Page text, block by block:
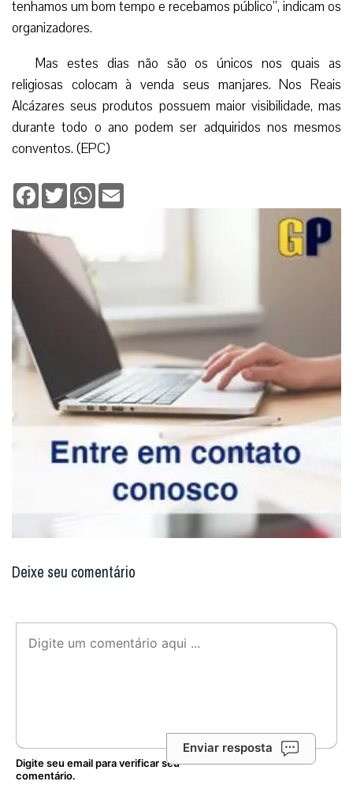
tenhamos um bom tempo e recebamos público”, indicam os
organizadores.
Mas estes dias não são os únicos nos quais as
religiosas colocam à venda seus manjares. Nos Reais
Alcázares seus produtos possuem maior visibilidade, mas
durante todo o ano podem ser adquiridos nos mesmos
conventos. (EPC)
Facebook
TwitterWhatsApp
Deixe seu comentário
Enviar resposta
Digite seu email para verificar seu
comentário.